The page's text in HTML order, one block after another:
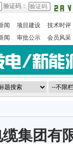
验证码：
闻 项目建设
技术时评
闻
审批公示 会员风采
集团有